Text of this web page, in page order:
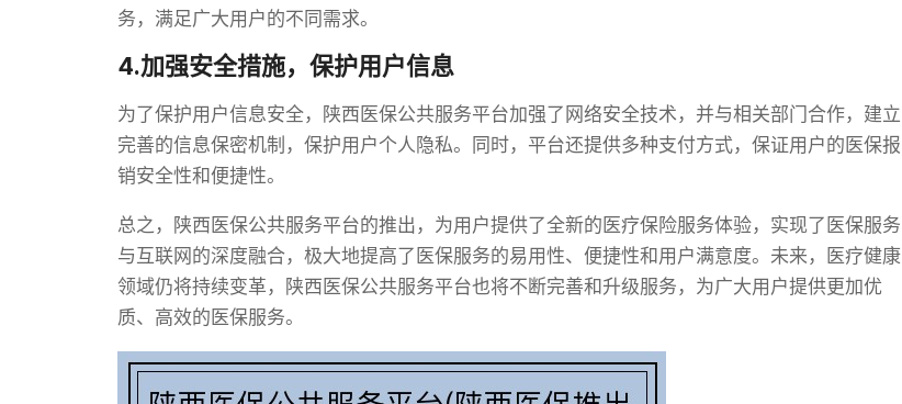
务，满足广大用户的不同需求。
4.加强安全措施，保护用户信息
为了保护用户信息安全，陕西医保公共服务平台加强了网络安全技术，并与相关部门合作，建立
完善的信息保密机制，保护用户个人隐私。同时，平台还提供多种支付方式，保证用户的医保报
销安全性和便捷性。
总之，陕西医保公共服务平台的推出，为用户提供了全新的医疗保险服务体验，实现了医保服务
与互联网的深度融合，极大地提高了医保服务的易用性、便捷性和用户满意度。未来，医疗健康
领域仍将持续变革，陕西医保公共服务平台也将不断完善和升级服务，为广大用户提供更加优
质、高效的医保服务。